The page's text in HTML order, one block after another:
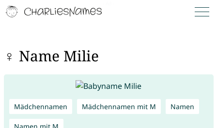
♀ Name Milie
Mädchennamen Mädchennamen mit M Namen